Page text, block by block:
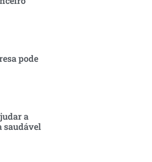
pode
a
saudável